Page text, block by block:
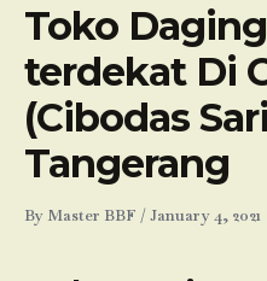
Toko
terdekat Di
(Cibodas
Tangerang
By Master BBF /January 4, 2021